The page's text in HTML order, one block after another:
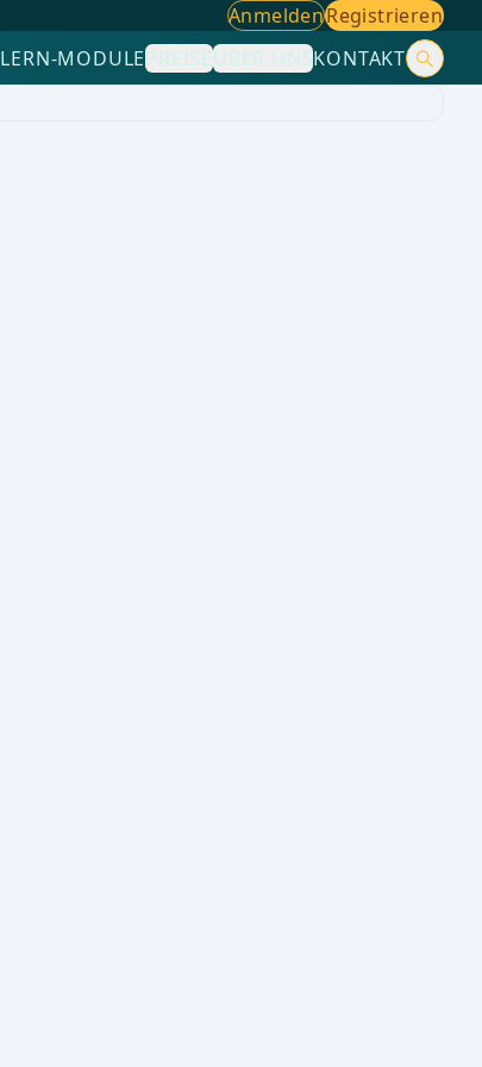
AnmeldenRegistrieren
LERN-MODULEPREISEÜBER UNSKONTAKT